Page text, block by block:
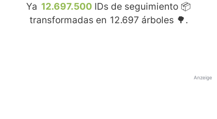
Ya 12.697.500 IDs de seguimiento 📦
transformadas en 12.697 árboles 🌳.
Anzeige